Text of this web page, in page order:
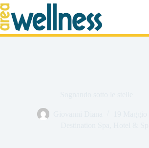
Salta
al
contenuto